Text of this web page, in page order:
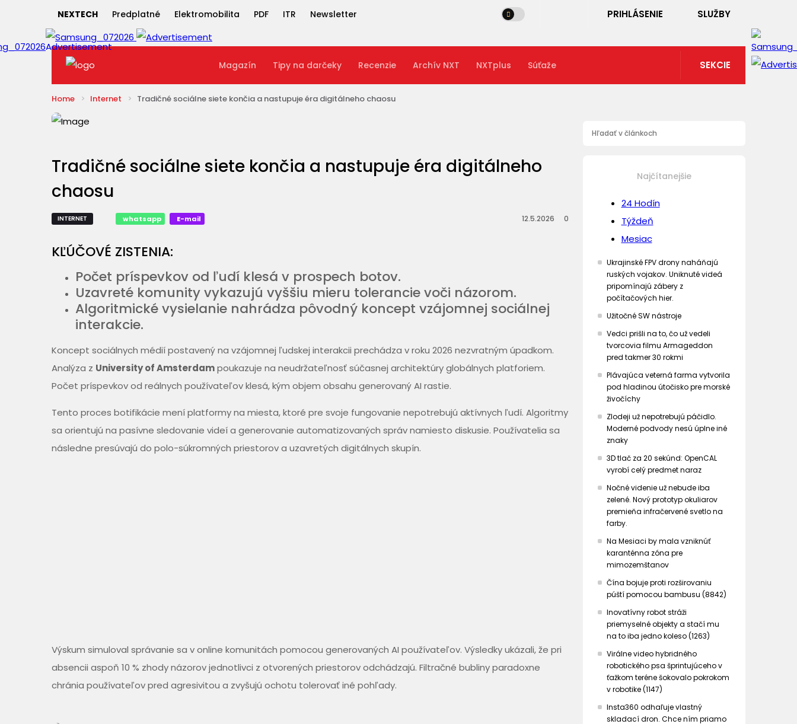
NEXTECH Predplatné Elektromobilita PDF ITR Newsletter PRIHLÁSENIE SLUŽBY
Magazín Tipy na darčeky Recenzie Archív NXT NXTplus Súťaže SEKCIE
Home Internet Tradičné sociálne siete končia a nastupuje éra digitálneho chaosu
Tradičné sociálne siete končia a nastupuje éra digitálneho
chaosu
INTERNET whatsapp E-mail 12.5.2026 0
KĽÚČOVÉ ZISTENIA:
Počet príspevkov od ľudí klesá v prospech botov.
Uzavreté komunity vykazujú vyššiu mieru tolerancie voči názorom.
Algoritmické vysielanie nahrádza pôvodný koncept vzájomnej sociálnej
interakcie.
Koncept sociálnych médií postavený na vzájomnej ľudskej interakcii prechádza v roku 2026 nezvratným úpadkom.
Analýza z University of Amsterdampoukazuje na neudržateľnosť súčasnej architektúry globálnych platforiem.
Počet príspevkov od reálnych používateľov klesá, kým objem obsahu generovaný AI rastie.
Tento proces botifikácie mení platformy na miesta, ktoré pre svoje fungovanie nepotrebujú aktívnych ľudí. Algoritmy
sa orientujú na pasívne sledovanie videí a generovanie automatizovaných správ namiesto diskusie. Používatelia sa
následne presúvajú do polo-súkromných priestorov a uzavretých digitálnych skupín.
Výskum simuloval správanie sa v online komunitách pomocou generovaných AI používateľov. Výsledky ukázali, že pri
absencii aspoň 10 % zhody názorov jednotlivci z otvorených priestorov odchádzajú. Filtračné bubliny paradoxne
chránia používateľov pred agresivitou a zvyšujú ochotu tolerovať iné pohľady.
Najčítanejšie
24 Hodín
Týždeň
Mesiac
Ukrajinské FPV drony naháňajú
ruských vojakov. Uniknuté videá
pripomínajú zábery z
počítačových hier.
Užitočné SW nástroje
Vedci prišli na to, čo už vedeli
tvorcovia filmu Armageddon
pred takmer 30 rokmi
Plávajúca veterná farma vytvorila
pod hladinou útočisko pre morské
živočíchy
Zlodeji už nepotrebujú páčidlo.
Moderné podvody nesú úplne iné
znaky
3D tlač za 20 sekúnd: OpenCAL
vyrobí celý predmet naraz
Nočné videnie už nebude iba
zelené. Nový prototyp okuliarov
premieňa infračervené svetlo na
farby.
Na Mesiaci by mala vzniknúť
karanténna zóna pre
mimozemštanov
Čína bojuje proti rozširovaniu
púští pomocou bambusu (8842)
Inovatívny robot stráži
priemyselné objekty a stačí mu
na to iba jedno koleso (1263)
Virálne video hybridného
robotického psa šprintujúceho v
ťažkom teréne šokovalo pokrokom
v robotike (1147)
Insta360 odhaľuje vlastný
skladací dron. Chce ním priamo